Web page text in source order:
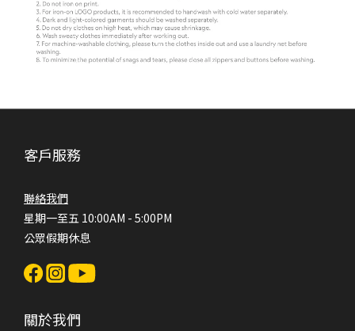
客戶服務
聯絡我們
星期一至五 10:00AM - 5:00PM
公眾假期休息
關於我們